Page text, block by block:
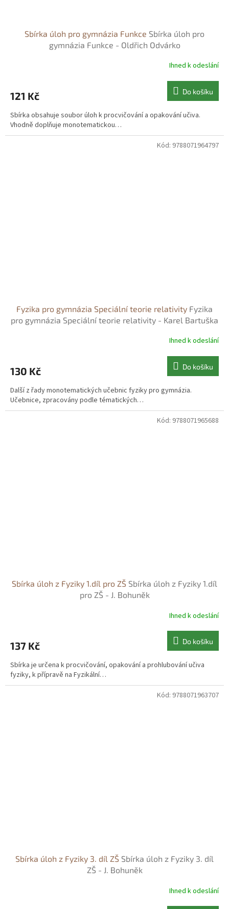
Sbírka úloh pro gymnázia Funkce Sbírka úloh pro
gymnázia Funkce - Oldřich Odvárko
Ihned k odeslání
121 Kč Do košíku
Sbírka obsahuje soubor úloh k procvičování a opakování učiva.
Vhodně doplňuje monotematickou…
Fyzika pro gymnázia Speciální teorie relativity Fyzika
pro gymnázia Speciální teorie relativity - Karel Bartuška
Ihned k odeslání
130 Kč Do košíku
Další z řady monotematických učebnic fyziky pro gymnázia.
Učebnice, zpracovány podle tématických…
Kód: 9788071964797
Sbírka úloh z Fyziky 1.díl pro ZŠ Sbírka úloh z Fyziky 1.díl
pro ZŠ - J. Bohuněk
Ihned k odeslání
137 Kč Do košíku
Sbírka je určena k procvičování, opakování a prohlubování učiva
fyziky, k přípravě na Fyzikální…
Kód: 9788071965688
Sbírka úloh z Fyziky 3. díl ZŠ Sbírka úloh z Fyziky 3. díl
ZŠ - J. Bohuněk
Ihned k odeslání
Kód: 9788071963707